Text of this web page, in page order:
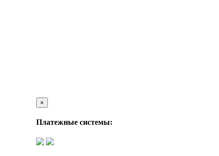
×
Платежные системы: